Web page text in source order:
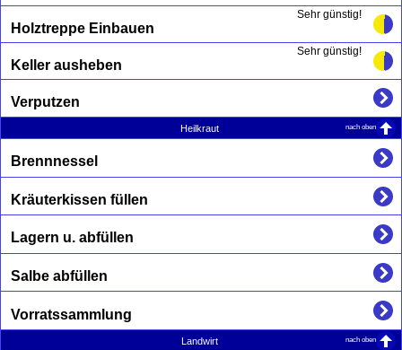
Sehr günstig!
Holztreppe Einbauen
Sehr günstig!
Keller ausheben
Verputzen
Heilkraut nach oben
Brennnessel
Kräuterkissen füllen
Lagern u. abfüllen
Salbe abfüllen
Vorratssammlung
Landwirt nach oben